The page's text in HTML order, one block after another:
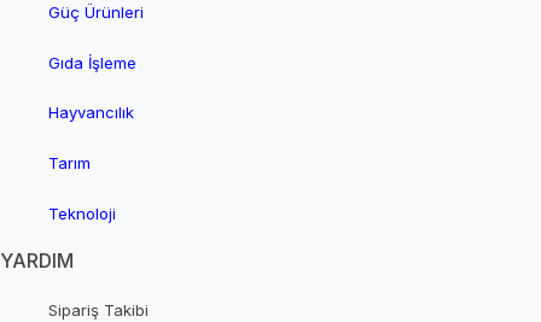
Güç Ürünleri
Gıda İşleme
Hayvancılık
Tarım
Teknoloji
YARDIM
Sipariş Takibi